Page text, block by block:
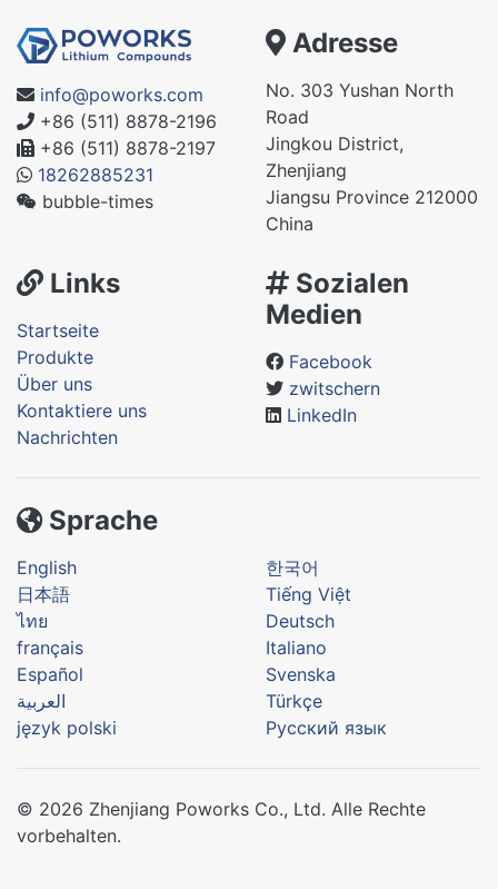
info@poworks.com
+86 (511) 8878-2196
+86 (511) 8878-2197
18262885231
bubble-times
Adresse
No. 303 Yushan North
Road
Jingkou District,
Zhenjiang
Jiangsu Province 212000
China
Links
Startseite
Produkte
Über uns
Kontaktiere uns
Nachrichten
Sozialen
Medien
Facebook
zwitschern
LinkedIn
Sprache
English
한국어
日本語
Tiếng Việt
ไทย
Deutsch
français
Italiano
Español
Svenska
العربية
Türkçe
język polski
Русский язык
© 2026 Zhenjiang Poworks Co., Ltd. Alle Rechte
vorbehalten.